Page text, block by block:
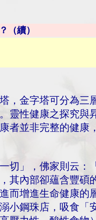
（續）
，金字塔可分為三
靈性健康之探究與
者並非完整的健康
切」，佛家則云：
內部卻蘊含豐碩
而增進生命健康的
小鋼珠店，吸食「